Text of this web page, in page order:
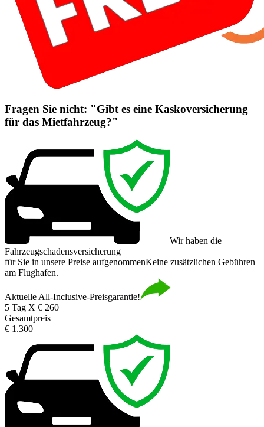
Fragen Sie nicht: "Gibt es eine Kaskoversicherung
für das Mietfahrzeug?"
Wir haben die
Fahrzeugschadensversicherung
für Sie in unsere Preise aufgenommenKeine zusätzlichen Gebühren
am Flughafen.
Aktuelle All-Inclusive-Preisgarantie!
5 Tag X € 260
Gesamtpreis
€ 1.300